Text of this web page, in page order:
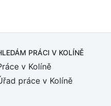
PRÁCI V KOLÍNĚ
v Kolíně
práce v Kolíně